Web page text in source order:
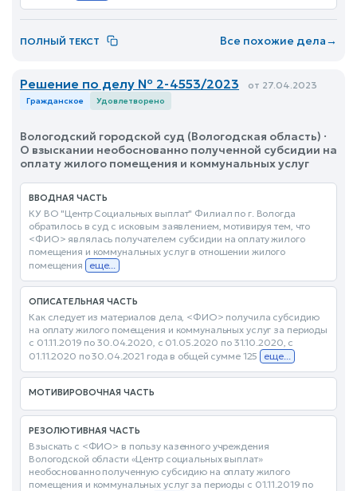
ПОЛНЫЙ ТЕКСТ Все похожие дела→
Решение по делу № 2-4553/2023 от 27.04.2023
Гражданское Удовлетворено
Вологодский городской суд (Вологодская область) ·
О взыскании необоснованно полученной субсидии на
оплату жилого помещения и коммунальных услуг
ВВОДНАЯ ЧАСТЬ
КУ ВО "Центр Социальных выплат" Филиал по г. Вологда
обратилось в суд с исковым заявлением, мотивируя тем, что
<ФИО> являлась получателем субсидии на оплату жилого
помещения и коммунальных услуг в отношении жилого
помещения
еще...
ОПИСАТЕЛЬНАЯ ЧАСТЬ
Как следует из материалов дела, <ФИО> получила субсидию
на оплату жилого помещения и коммунальных услуг за периоды
с 01.11.2019 по 30.04.2020, с 01.05.2020 по 31.10.2020, с
01.11.2020 по 30.04.2021 года в общей сумме 125 еще...
МОТИВИРОВОЧНАЯ ЧАСТЬ
РЕЗОЛЮТИВНАЯ ЧАСТЬ
Взыскать с <ФИО> в пользу казенного учреждения
Вологодской области «Центр социальных выплат»
необоснованно полученную субсидию на оплату жилого
помещения и коммунальных услуг за периоды с 01.11.2019 по